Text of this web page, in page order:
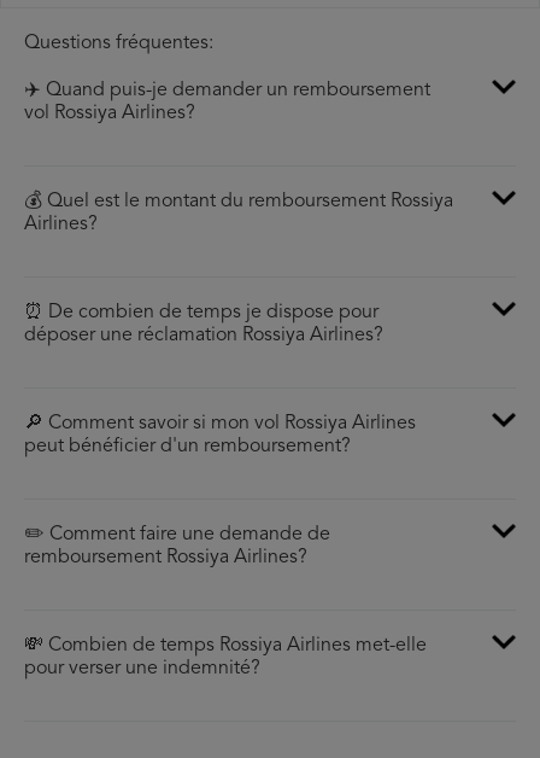
Questions fréquentes:
✈️ Quand puis-je demander un remboursement
vol Rossiya Airlines?
💰 Quel est le montant du remboursement Rossiya
Airlines?
⏰ De combien de temps je dispose pour
déposer une réclamation Rossiya Airlines?
🔎 Comment savoir si mon vol Rossiya Airlines
peut bénéficier d'un remboursement?
✏️ Comment faire une demande de
remboursement Rossiya Airlines?
💸 Combien de temps Rossiya Airlines met-elle
pour verser une indemnité?